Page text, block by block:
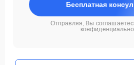
Бесплатная
Отправляя, Вы